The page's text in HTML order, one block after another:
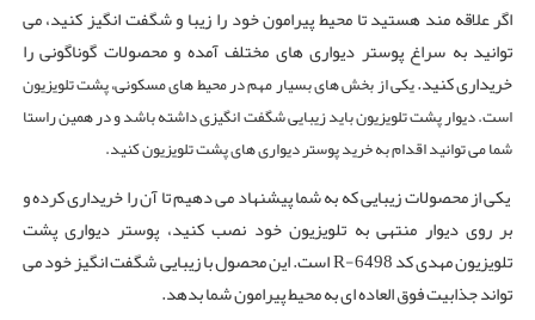
اگر علاقه مند هستید تا محیط پیرامون خود را زیبا و شگفت انگیز کنید، می
توانید به سراغ پوستر دیواری های مختلف آمده و محصولات گوناگونی را
خریداری کنید.یکی از بخش های بسیار مهم در محیط های مسکونی، پشت تلویزیون
است. دیوار پشت تلویزیون باید زیبایی شگفت انگیزی داشته باشد و در همین راستا
شما می توانید اقدام به خرید پوستر دیواری های پشت تلویزیون کنید.
یکی از محصولات زیبایی که به شما پیشنهاد می دهیم تا آن را خریداری کرده و
بر روی دیوار منتهی به تلویزیون خود نصب کنید، پوستر دیواری پشت
تلویزیون مهدی کد R-6498 است. این محصول با زیبایی شگفت انگیز خود می
تواند جذابیت فوق العاده ای به محیط پیرامون شما بدهد.